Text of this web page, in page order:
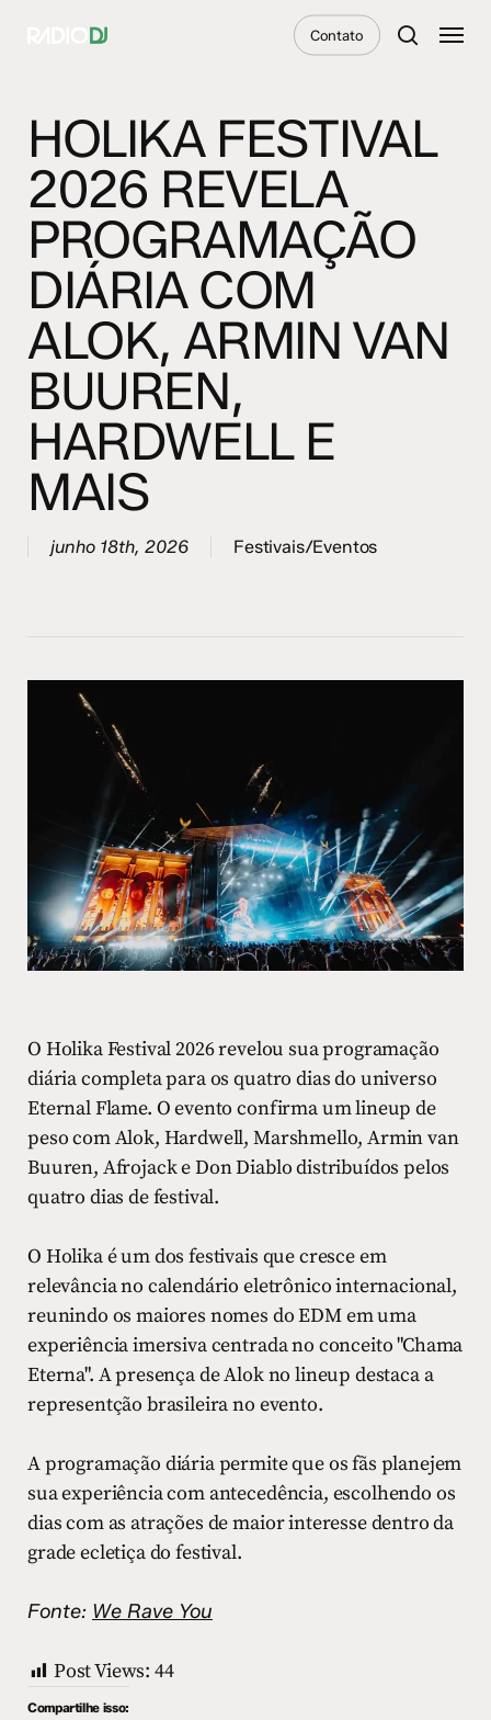
Contato
search
Menu
HOLIKA FESTIVAL
2026 REVELA
PROGRAMAÇÃO
DIÁRIA COM
ALOK, ARMIN VAN
BUUREN,
HARDWELL E
MAIS
junho 18th, 2026 Festivais/Eventos
O Holika Festival 2026 revelou sua programação
diária completa para os quatro dias do universo
Eternal Flame. O evento confirma um lineup de
peso com Alok, Hardwell, Marshmello, Armin van
Buuren, Afrojack e Don Diablo distribuídos pelos
quatro dias de festival.
O Holika é um dos festivais que cresce em
relevância no calendário eletrônico internacional,
reunindo os maiores nomes do EDM em uma
experiência imersiva centrada no conceito "Chama
Eterna". A presença de Alok no lineup destaca a
representção brasileira no evento.
A programação diária permite que os fãs planejem
sua experiência com antecedência, escolhendo os
dias com as atrações de maior interesse dentro da
grade ecletiça do festival.
Fonte: We Rave You
Post Views: 44
Compartilhe isso: